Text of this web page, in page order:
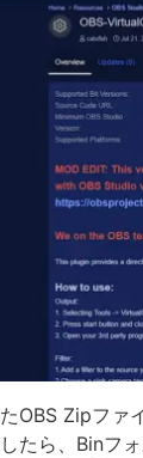
OBS Zipファ
たら、Binフ